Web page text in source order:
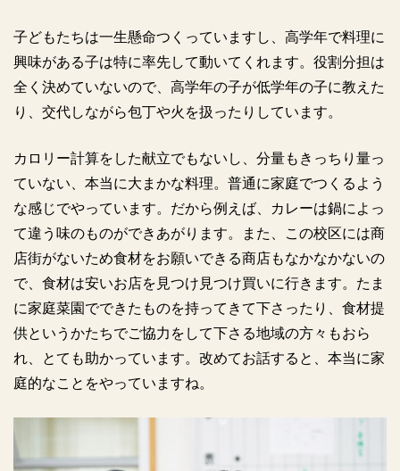
子どもたちは一生懸命つくっていますし、高学年で料理に
興味がある子は特に率先して動いてくれます。役割分担は
全く決めていないので、高学年の子が低学年の子に教えた
り、交代しながら包丁や火を扱ったりしています。
カロリー計算をした献立でもないし、分量もきっちり量っ
ていない、本当に大まかな料理。普通に家庭でつくるよう
な感じでやっています。だから例えば、カレーは鍋によっ
て違う味のものができあがります。また、この校区には商
店街がないため食材をお願いできる商店もなかなかないの
で、食材は安いお店を見つけ見つけ買いに行きます。たま
に家庭菜園でできたものを持ってきて下さったり、食材提
供というかたちでご協力をして下さる地域の方々もおら
れ、とても助かっています。改めてお話すると、本当に家
庭的なことをやっていますね。